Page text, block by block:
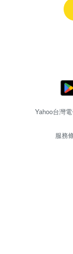
Yahoo台灣
服務